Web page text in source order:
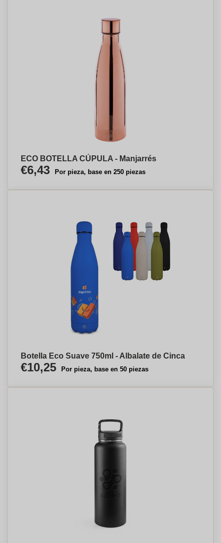
ECO BOTELLA CÚPULA - Manjarrés
€6,43 Por pieza, base en 250 piezas
Botella Eco Suave 750ml - Albalate de Cinca
€10,25 Por pieza, base en 50 piezas